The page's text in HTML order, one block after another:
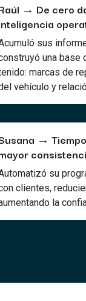
→ De cero
sus
una base
marcas de
vehículo y
→
su
clientes,
la